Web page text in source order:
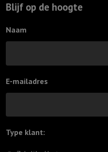
Blijf op de hoogte
Naam
E-mailadres
Type klant: